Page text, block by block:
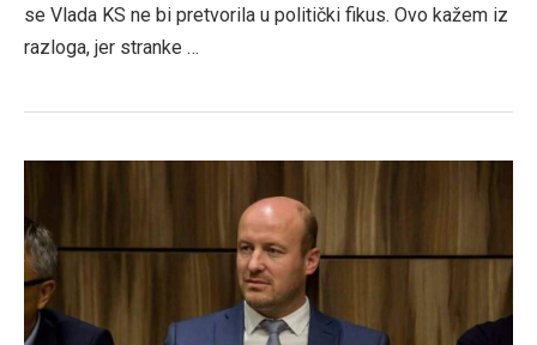
se Vlada KS ne bi pretvorila u politički fikus. Ovo kažem iz
razloga, jer stranke …